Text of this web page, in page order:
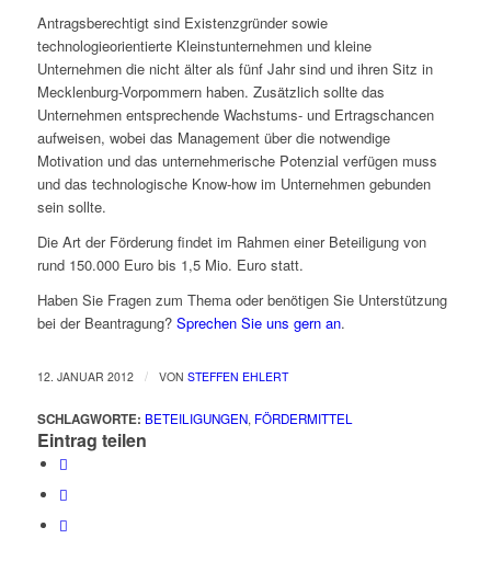
Antragsberechtigt sind Existenzgründer sowie
technologieorientierte Kleinstunternehmen und kleine
Unternehmen die nicht älter als fünf Jahr sind und ihren Sitz in
Mecklenburg-Vorpommern haben. Zusätzlich sollte das
Unternehmen entsprechende Wachstums- und Ertragschancen
aufweisen, wobei das Management über die notwendige
Motivation und das unternehmerische Potenzial verfügen muss
und das technologische Know-how im Unternehmen gebunden
sein sollte.
Die Art der Förderung findet im Rahmen einer Beteiligung von
rund 150.000 Euro bis 1,5 Mio. Euro statt.
Haben Sie Fragen zum Thema oder benötigen Sie Unterstützung
bei der Beantragung? Sprechen Sie uns gern an.
12. JANUAR 2012 / VON STEFFEN EHLERT
SCHLAGWORTE: BETEILIGUNGEN, FÖRDERMITTEL
Eintrag teilen